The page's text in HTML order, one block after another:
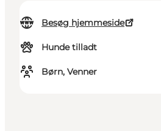
Besøg hjemmeside
Hunde tilladt
Børn, Venner